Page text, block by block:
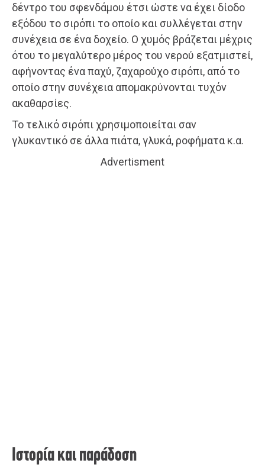
δέντρο του σφενδάμου έτσι ώστε να έχει δίοδο
εξόδου το σιρόπι το οποίο και συλλέγεται στην
συνέχεια σε ένα δοχείο. Ο χυμός βράζεται μέχρις
ότου το μεγαλύτερο μέρος του νερού εξατμιστεί,
αφήνοντας ένα παχύ, ζαχαρούχο σιρόπι, από το
οποίο στην συνέχεια απομακρύνονται τυχόν
ακαθαρσίες.
Το τελικό σιρόπι χρησιμοποιείται σαν
γλυκαντικό σε άλλα πιάτα, γλυκά, ροφήματα κ.α.
Advertisment
Ιστορία και παράδοση